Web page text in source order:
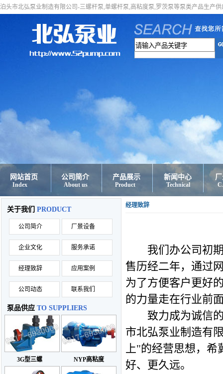
泊头市北弘泵业制造有限公司-三螺杆泵,单螺杆泵,高粘度泵,罗茨泵等泵类产品生产供
网站首页
Index
公司简介
About us
产品展示
Product
新闻中心
Technical
关于我们 PRODUCT
公司简介 厂景设备
企业文化 服务承诺
经理致辞 应用案例
公司动态 联系我们
泵品供应 TO SUPPLIERS
3G型三螺 NYP高粘度
经理致辞
我们办公司初期
售历经二年，通过
为了方便客户更好
的力量走在行业前
致力成为诚信
市北弘泵业制造有
上"的经营思想，
好、更久远。